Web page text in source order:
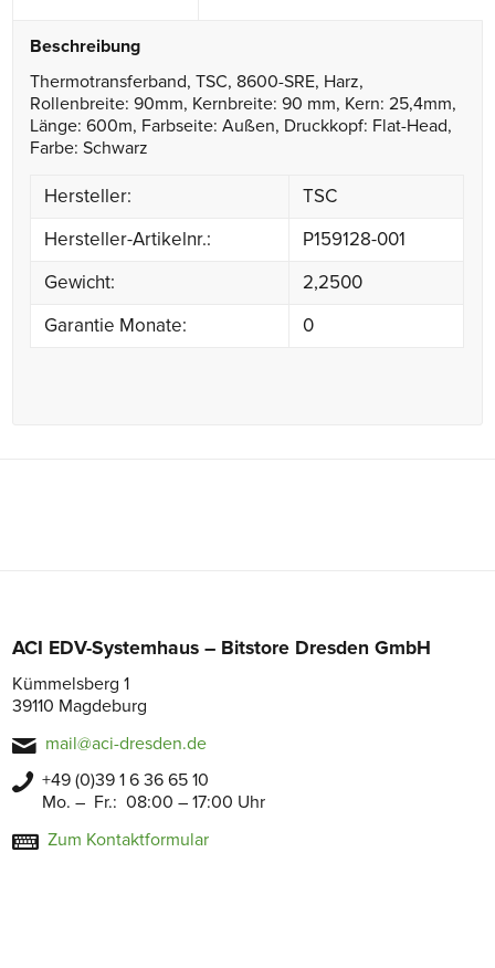
Beschreibung
Thermotransferband, TSC, 8600-SRE, Harz,
Rollenbreite: 90mm, Kernbreite: 90 mm, Kern: 25,4mm,
Länge: 600m, Farbseite: Außen, Druckkopf: Flat-Head,
Farbe: Schwarz
Hersteller:
TSC
Hersteller-Artikelnr.:
P159128-001
Gewicht:
2,2500
Garantie Monate:
0
ACI EDV-Systemhaus – Bitstore Dresden GmbH
Kümmelsberg 1
39110 Magdeburg
mail@aci-dresden.de
+49 (0)39 1 6 36 65 10
Mo. – Fr.: 08:00 – 17:00 Uhr
Zum Kontaktformular